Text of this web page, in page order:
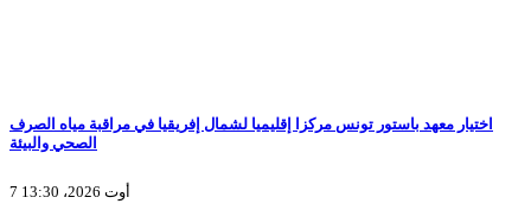
اختيار معهد باستور تونس مركزا إقليميا لشمال إفريقيا في مراقبة مياه الصرف
الصحي والبيئة
7 أوت 2026، 13:30